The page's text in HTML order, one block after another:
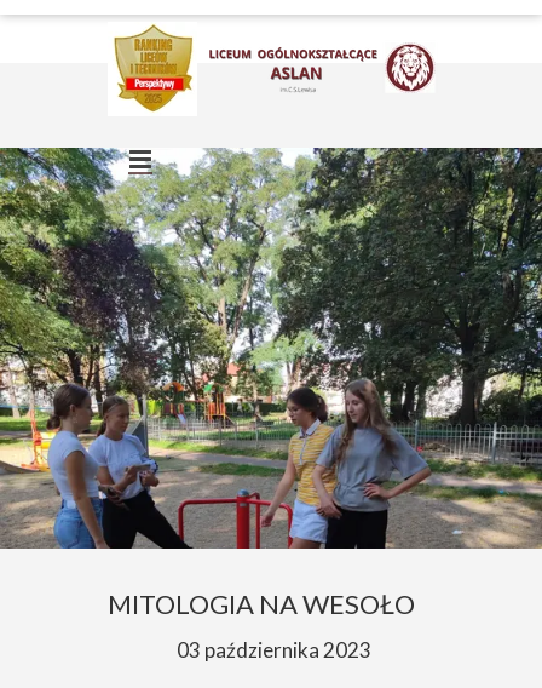
03 października 2023
MITOLOGIA NA WESOŁO